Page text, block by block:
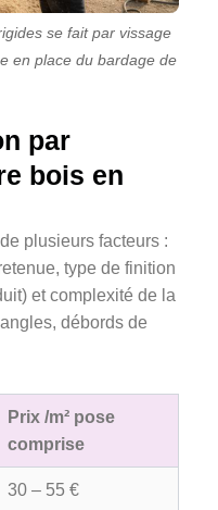
se fait par vissage
en place du bardage de
par
bois en
plusieurs facteurs :
type de finition
et complexité de la
débords de
Prix /m² pose
comprise
30 – 55 €